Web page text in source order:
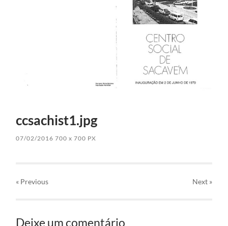
ccsachist1.jpg
07/02/2016 700x 700 PX
« Previous Next»
Deixe um comentário